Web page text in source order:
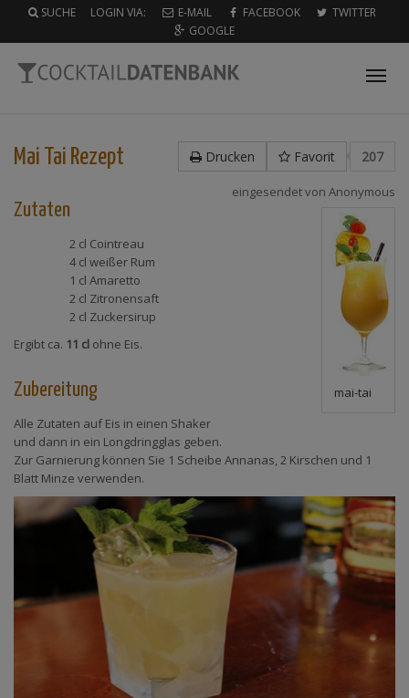
SUCHE LOGIN VIA: E-MAIL FACEBOOK
TWITTER
GOOGLE
Drucken Favorit 207
Mai Tai Rezept
eingesendet von Anonymous
mai-tai
Zutaten
2 cl Cointreau
4 cl weißer Rum
1 cl Amaretto
2 cl Zitronensaft
2 cl Zuckersirup
Ergibt ca. 11 cl ohne Eis.
Zubereitung
Alle Zutaten auf Eis in einen Shaker
und dann in ein Longdringglas geben.
Zur Garnierung können Sie 1 Scheibe Annanas, 2 Kirschen und 1
Blatt Minze verwenden.